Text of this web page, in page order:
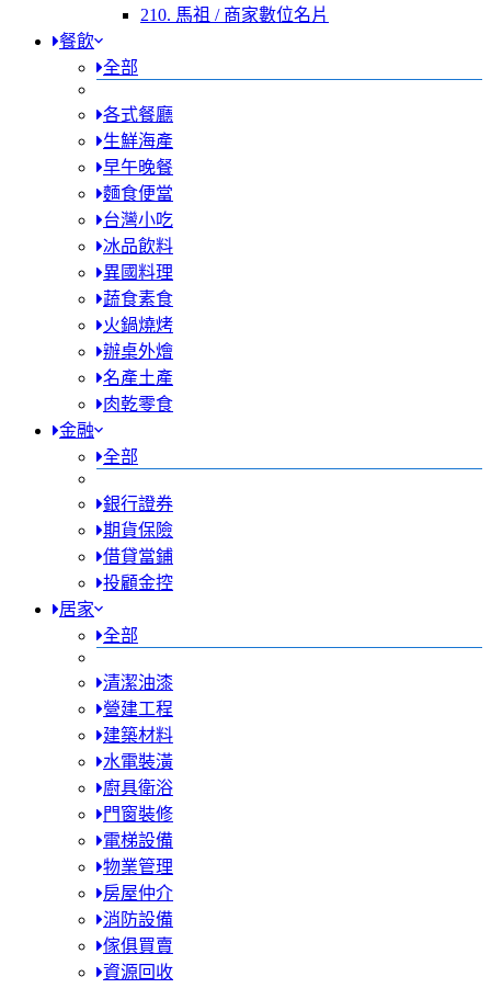
210. 馬祖 / 商家數位名片
餐飲
全部
各式餐廳
生鮮海產
早午晚餐
麵食便當
台灣小吃
冰品飲料
異國料理
蔬食素食
火鍋燒烤
辦桌外燴
名產土產
肉乾零食
金融
全部
銀行證券
期貨保險
借貸當鋪
投顧金控
居家
全部
清潔油漆
營建工程
建築材料
水電裝潢
廚具衛浴
門窗裝修
電梯設備
物業管理
房屋仲介
消防設備
傢俱買賣
資源回收